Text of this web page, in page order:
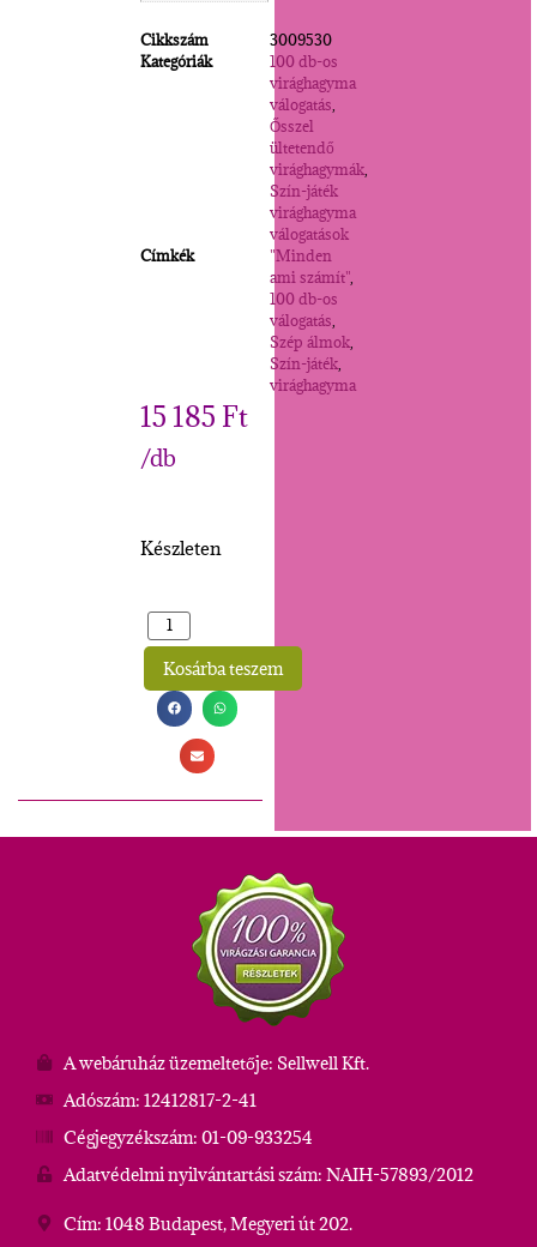
Cikkszám
3009530
Kategóriák
100 db-os
virághagyma
válogatás,
Ősszel
ültetendő
virághagymák,
Szín-játék
virághagyma
válogatások
Címkék
"Minden
ami számít",
100 db-os
válogatás,
Szép álmok,
Szín-játék,
virághagyma
15 185 Ft
/db
Készleten
Kosárba teszem
Alternative:
A webáruház üzemeltetője: Sellwell Kft.
Adószám: 12412817-2-41
Cégjegyzékszám: 01-09-933254
Adatvédelmi nyilvántartási szám: NAIH-57893/2012
Cím: 1048 Budapest, Megyeri út 202.